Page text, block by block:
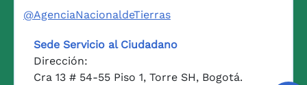
@AgenciaNacionaldeTierras
Sede Servicio al Ciudadano
Dirección:
Cra 13 # 54-55 Piso 1, Torre SH, Bogotá.